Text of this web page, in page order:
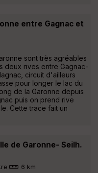
entre Gagnac et
sont très agréables
deux rives entre Gagnac-
circuit d'ailleurs
pour longer le lac du
de la Garonne depuis
puis on prend rive
Cette trace fait un
de Garonne- Seilh.
6 km